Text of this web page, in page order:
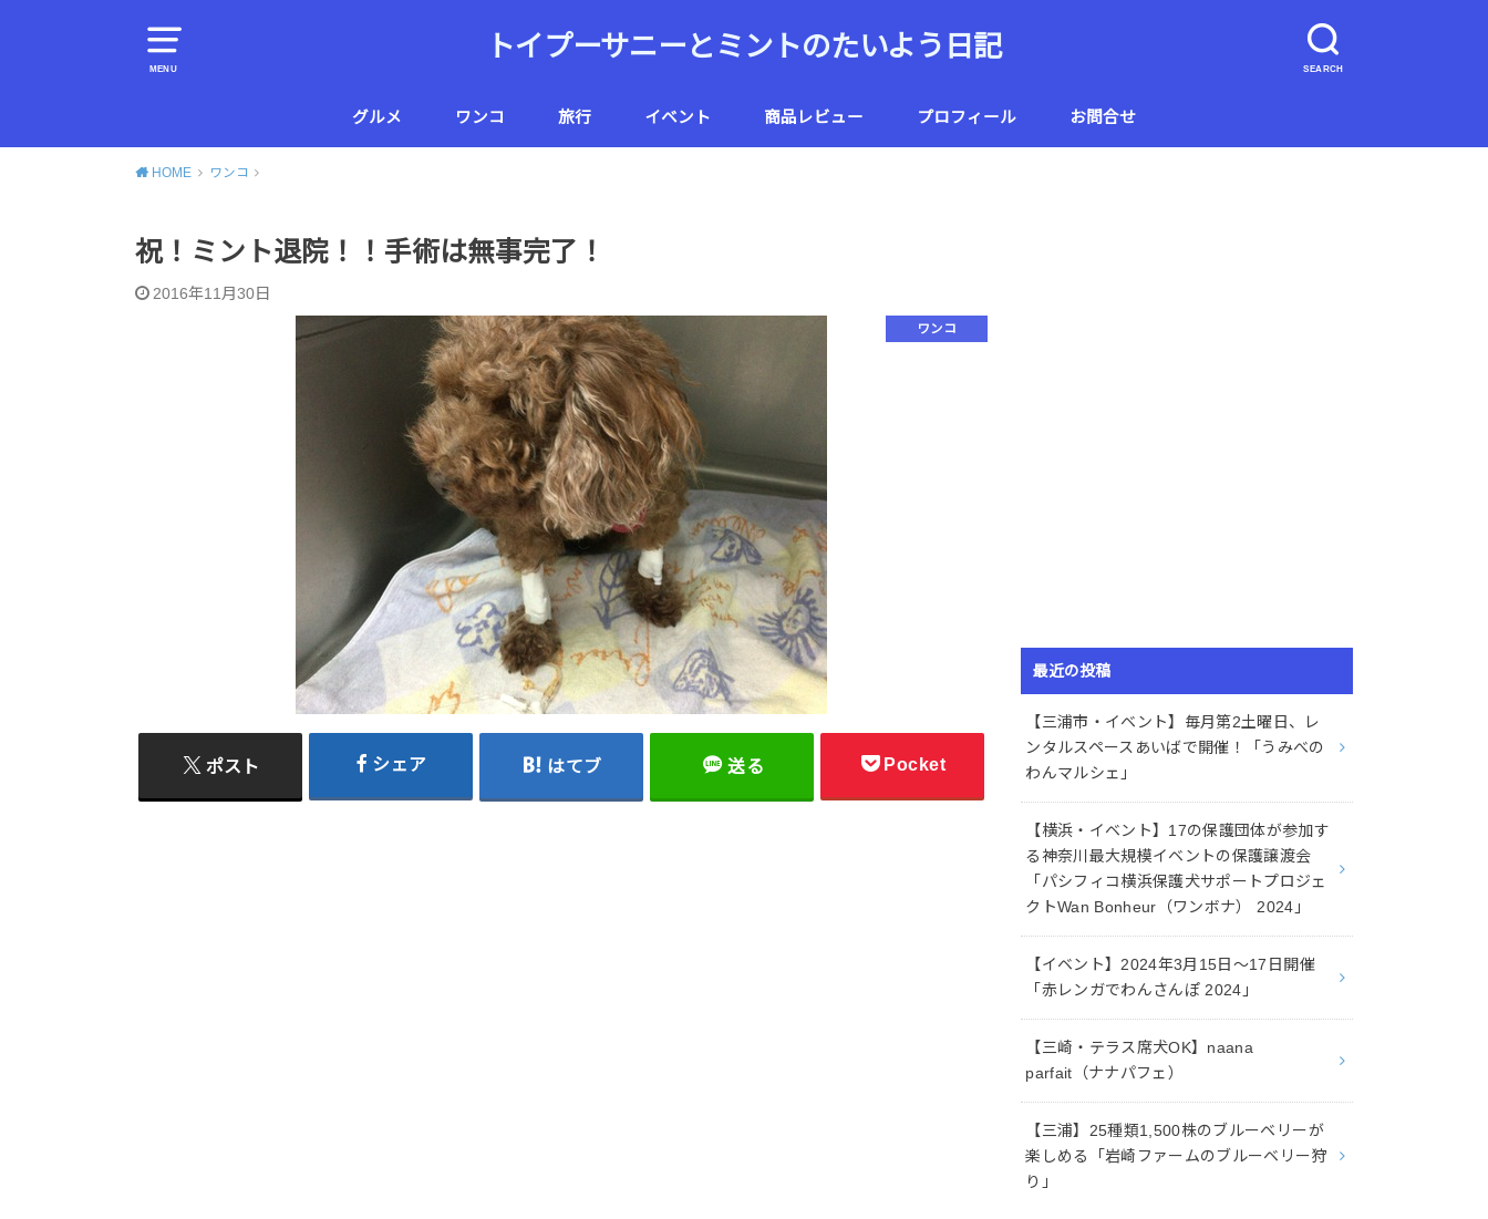
MENU SEARCH
トイプーサニーとミントのたいよう日記
グルメ ワンコ 旅行 イベント 商品レビュー プロフィール お問合せ
HOME ワンコ
祝！ミント退院！！手術は無事完了！
2016年11月30日
ワンコ
ポスト シェア はてブ 送る Pocket
最近の投稿
【三浦市・イベント】毎月第2土曜日、レ
ンタルスペースあいばで開催！「うみべの
わんマルシェ」
【横浜・イベント】17の保護団体が参加す
る神奈川最大規模イベントの保護譲渡会
「パシフィコ横浜保護犬サポートプロジェ
クトWan Bonheur（ワンボナ） 2024」
【イベント】2024年3月15日〜17日開催
「赤レンガでわんさんぽ 2024」
【三崎・テラス席犬OK】naana
parfait（ナナパフェ）
【三浦】25種類1,500株のブルーベリーが
楽しめる「岩崎ファームのブルーベリー狩
り」